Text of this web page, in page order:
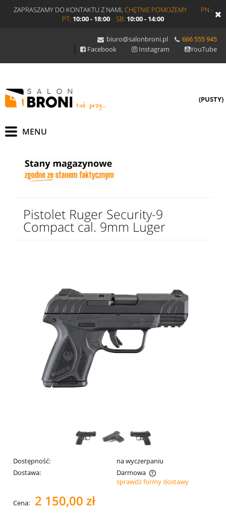
ZAPRASZAMY DO KONTAKTU Z NAMI, CHĘTNIE POMOŻEMY
PN -
PT: 10:00 - 18:00 SB: 10:00 - 14:00
biuro@salonbroni.pl
666 555 945
Facebook
Instagram YouTube
(PUSTY)
Pistolet Ruger Security-9
Compact cal. 9mm Luger
Dostępność:
na wyczerpaniu
Dostawa:
Darmowa
Cena nie zawiera ewentualnych kosztów płatności
sprawdź formy dostawy
Cena: 2 150,00 zł